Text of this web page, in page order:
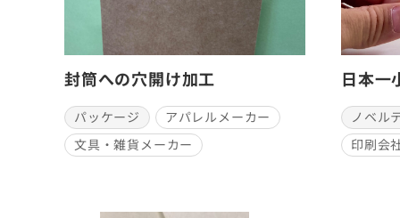
封筒への穴開け加工
パッケージ
アパレルメーカー
文具・雑貨メーカー
日本一
ノベル
印刷会